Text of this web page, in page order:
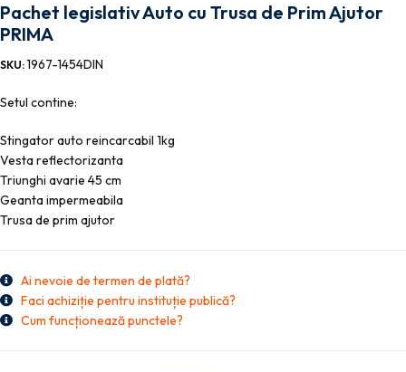
Pachet legislativ Auto cu Trusa de Prim Ajutor
PRIMA
SKU:1967-1454DIN
Setul contine:
Stingator auto reincarcabil 1kg
Vesta reflectorizanta
Triunghi avarie 45 cm
Geanta impermeabila
Trusa de prim ajutor
Ai nevoie de termen de plată?
Faci achiziție pentru instituție publică?
Cum funcționează punctele?